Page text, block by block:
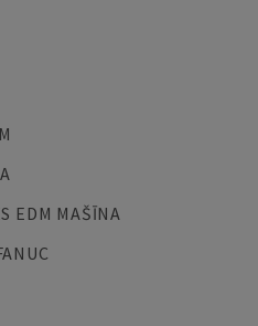
EDM MAŠĪNA